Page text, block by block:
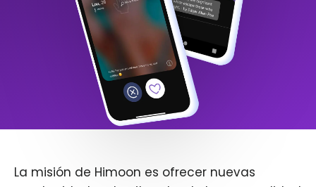
La misión de Himoon es ofrecer nuevas